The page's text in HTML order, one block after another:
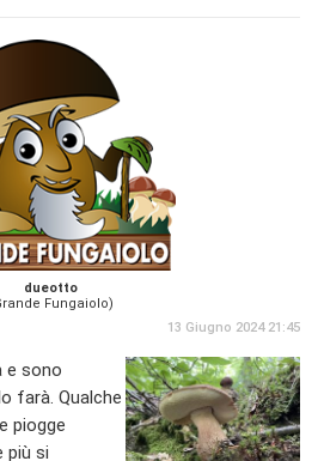
dueotto
Fungaiolo)
13 Giugno 2024 21:45
e sono
farà. Qualche
piogge
più si